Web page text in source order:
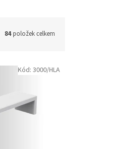
84položek celkem
Kód: 3000/HLA